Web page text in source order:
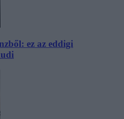
ez az eddigi